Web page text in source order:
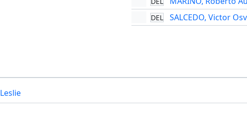
DEL SALCEDO, Victor